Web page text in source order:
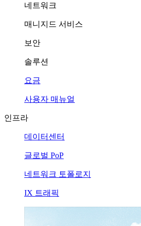
네트워크
매니지드 서비스
보안
솔루션
요금
사용자 매뉴얼
인프라
데이터센터
글로벌 PoP
네트워크 토폴로지
IX 트래픽